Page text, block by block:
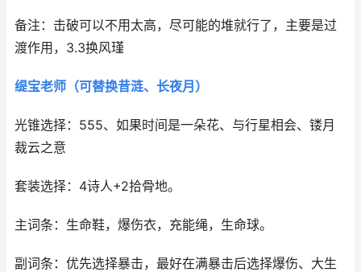
备注：击破可以不用太高，尽可能的堆就行了，主要是过
渡作用，3.3换风瑾
缇宝老师（可替换昔涟、长夜月）
光锥选择：555、如果时间是一朵花、与行星相会、镂月
裁云之意
套装选择：4诗人+2拾骨地。
主词条：生命鞋，爆伤衣，充能绳，生命球。
副词条：优先选择暴击，最好在满暴击后选择爆伤、大生